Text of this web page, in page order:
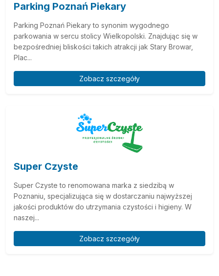
Parking Poznań Piekary
Parking Poznań Piekary to synonim wygodnego
parkowania w sercu stolicy Wielkopolski. Znajdując się w
bezpośredniej bliskości takich atrakcji jak Stary Browar,
Plac...
Zobacz szczegóły
Super Czyste
Super Czyste to renomowana marka z siedzibą w
Poznaniu, specjalizująca się w dostarczaniu najwyższej
jakości produktów do utrzymania czystości i higieny. W
naszej...
Zobacz szczegóły